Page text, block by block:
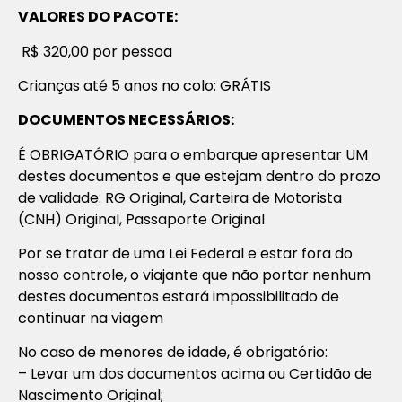
VALORES DO PACOTE:
R$ 320,00 por pessoa
Crianças até 5 anos no colo: GRÁTIS
DOCUMENTOS NECESSÁRIOS:
É OBRIGATÓRIO para o embarque apresentar UM
destes documentos e que estejam dentro do prazo
de validade: RG Original, Carteira de Motorista
(CNH) Original, Passaporte Original
Por se tratar de uma Lei Federal e estar fora do
nosso controle, o viajante que não portar nenhum
destes documentos estará impossibilitado de
continuar na viagem
No caso de menores de idade, é obrigatório:
– Levar um dos documentos acima ou Certidão de
Nascimento Original;